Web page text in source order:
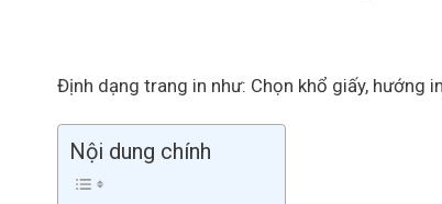
Định dạng trang in như: Chọn khổ giấy, hướng
Nội dung chính